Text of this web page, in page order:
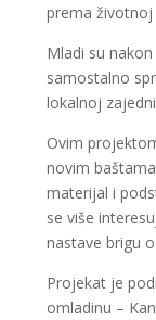
prema životnoj
Mladi su
samostalno
lokalnoj
Ovim
novim
materijal i
se više
nastave brigu
Projekat je
omladinu –